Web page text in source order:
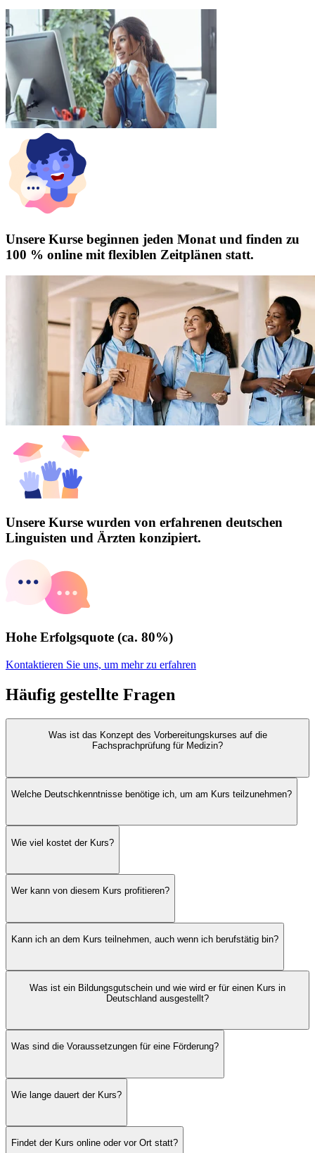
Unsere Kurse beginnen jeden Monat und finden zu
100 % online mit flexiblen Zeitplänen statt.
Unsere Kurse wurden von erfahrenen deutschen
Linguisten und Ärzten konzipiert.
Hohe Erfolgsquote (ca. 80%)
Kontaktieren Sie uns, um mehr zu erfahren
Häufig gestellte Fragen
Was ist das Konzept des Vorbereitungskurses auf die
Fachsprachprüfung für Medizin?
Welche Deutschkenntnisse benötige ich, um am Kurs teilzunehmen?
Wie viel kostet der Kurs?
Wer kann von diesem Kurs profitieren?
Kann ich an dem Kurs teilnehmen, auch wenn ich berufstätig bin?
Was ist ein Bildungsgutschein und wie wird er für einen Kurs in
Deutschland ausgestellt?
Was sind die Voraussetzungen für eine Förderung?
Wie lange dauert der Kurs?
Findet der Kurs online oder vor Ort statt?